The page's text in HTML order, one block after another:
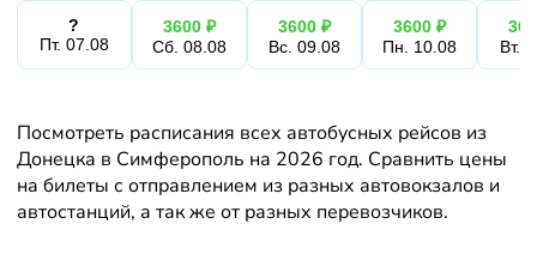
?
Пт. 07.08
3600 ₽
Сб. 08.08
3600 ₽
Вс. 09.08
3600 ₽
Пн. 10.08
Вт.
Посмотреть расписания всех автобусных рейсов из
Донецка в Симферополь на 2026 год. Сравнить цены
на билеты с отправлением из разных автовокзалов и
автостанций, а так же от разных перевозчиков.